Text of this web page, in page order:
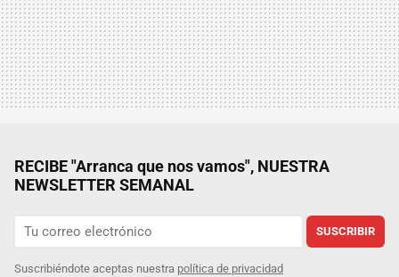
RECIBE "Arranca que nos vamos", NUESTRA
NEWSLETTER SEMANAL
SUSCRIBIR
Suscribiéndote aceptas nuestra política de privacidad